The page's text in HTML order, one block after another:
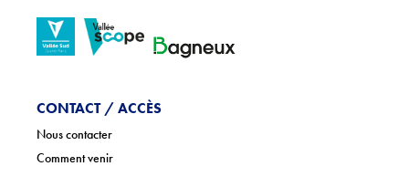
CONTACT / ACCÈS
Nous contacter
Comment venir